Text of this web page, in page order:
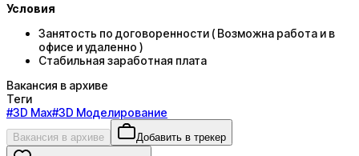
Условия
Занятость по договоренности ( Возможна работа и в
офисе и удаленно )
Стабильная заработная плата
Вакансия в архиве
Теги
#3D Max#3D Моделирование
Вакансия в архиве Добавить в трекер